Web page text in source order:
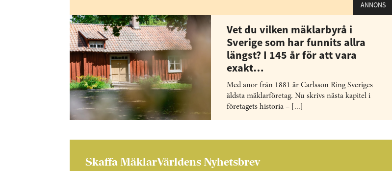
ANNONS
Vet du vilken mäklarbyrå i
Sverige som har funnits allra
längst? I 145 år för att vara
exakt…
Med anor från 1881 är Carlsson Ring Sveriges
äldsta mäklarföretag. Nu skrivs nästa kapitel i
företagets historia – [...]
Skaffa MäklarVärldens Nyhetsbrev
Prenumerera
Genom att klicka på "Prenumerera" ger du samtycke till att vi
sparar och använder dina personuppgifter i enlighet med vår
integritetspolicy.